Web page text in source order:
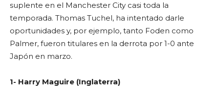
suplente en el Manchester City casi toda la
temporada. Thomas Tuchel, ha intentado darle
oportunidades y, por ejemplo, tanto Foden como
Palmer, fueron titulares en la derrota por 1-0 ante
Japón en marzo.
1- Harry Maguire (Inglaterra)